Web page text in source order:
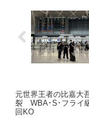
元世界王者の比嘉大
裂 WBA･S･フライ
回KO